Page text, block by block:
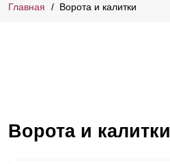
Главная Ворота и калитки
Ворота и калитки